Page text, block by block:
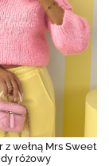
z wełną Mrs Sweet
różowy